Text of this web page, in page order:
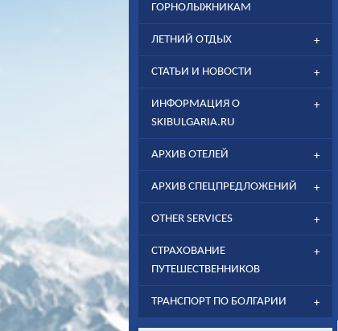
ГОРНОЛЫЖНИКАМ
ЛЕТНИЙ ОТДЫХ
СТАТЬИ И НОВОСТИ
ИНФОРМАЦИЯ О
SKIBULGARIA.RU
АРХИВ ОТЕЛЕЙ
АРХИВ СПЕЦПРЕДЛОЖЕНИЙ
OTHER SERVICES
CТРАХОВАНИЕ
ПУТЕШЕСТВЕННИКОВ
ТРАНСПОРТ ПО БОЛГАРИИ